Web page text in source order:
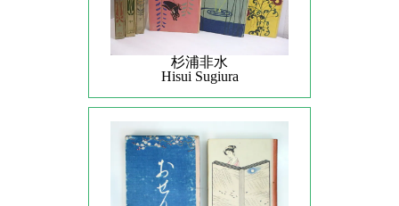
杉浦非水
Hisui Sugiura